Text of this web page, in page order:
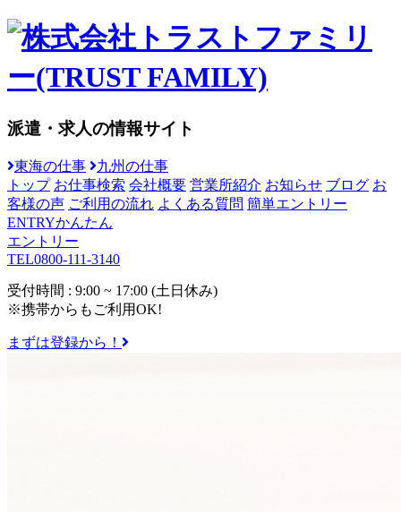
派遣・求人の情報サイト
東海の仕事
九州の仕事
トップ お仕事検索 会社概要 営業所紹介 お知らせ ブログ お
客様の声 ご利用の流れ よくある質問 簡単エントリー
ENTRYかんたん
エントリー
TEL0800-111-3140
受付時間 : 9:00 ~ 17:00 (土日休み)
※携帯からもご利用OK!
まずは登録から！